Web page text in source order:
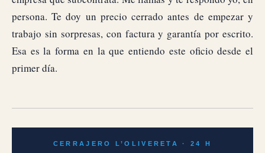
persona. Te doy un precio cerrado antes de empezar y
trabajo sin sorpresas, con factura y garantía por escrito.
Esa es la forma en la que entiendo este oficio desde el
primer día.
CERRAJERO L’OLIVERETA · 24 H